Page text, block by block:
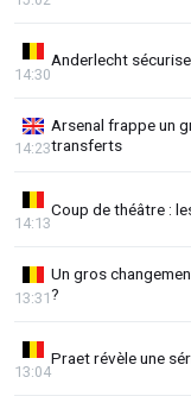
Anderlecht
14:30
Arsenal frappe un
transferts
14:23
Coup de théâtre :
14:13
Un gros
?
13:31
Praet révèle une
13:04